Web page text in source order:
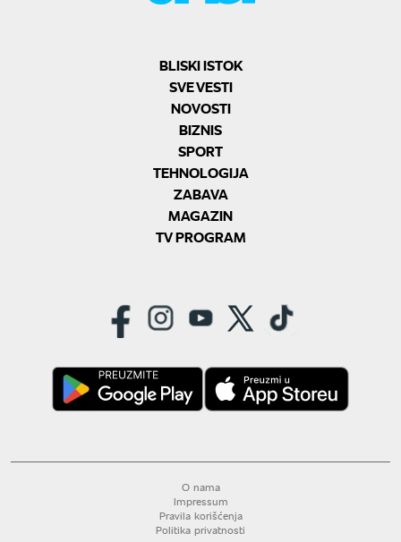
BLISKI ISTOK
SVE VESTI
NOVOSTI
BIZNIS
SPORT
TEHNOLOGIJA
ZABAVA
MAGAZIN
TV PROGRAM
O nama
Impressum
Pravila korišćenja
Politika privatnosti